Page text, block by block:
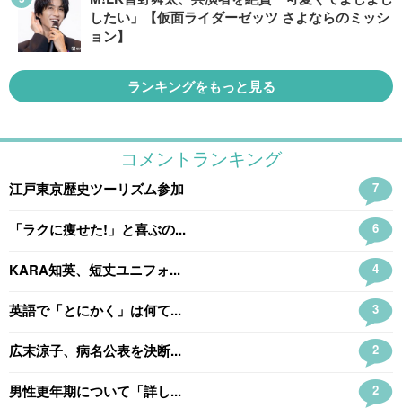
したい」【仮面ライダーゼッツ さよならのミッシ
ョン】
ランキングをもっと見る